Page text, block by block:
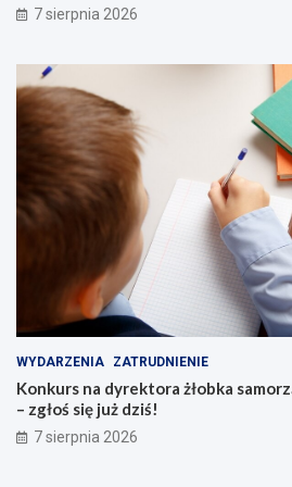
!
g
i
c
n
7 sierpnia 2026
WYDARZENIA ZATRUDNIENIE
Konkurs na dyrektora żłobka
– zgłoś się już dziś!
7 sierpnia 2026